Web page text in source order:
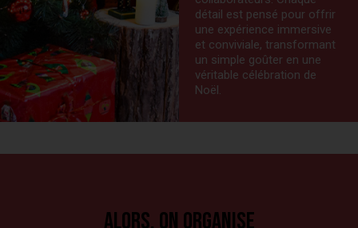
détail est pensé pour offrir
une expérience immersive
et conviviale, transformant
un simple goûter en une
véritable célébration de
Noël.
Alors, on organise